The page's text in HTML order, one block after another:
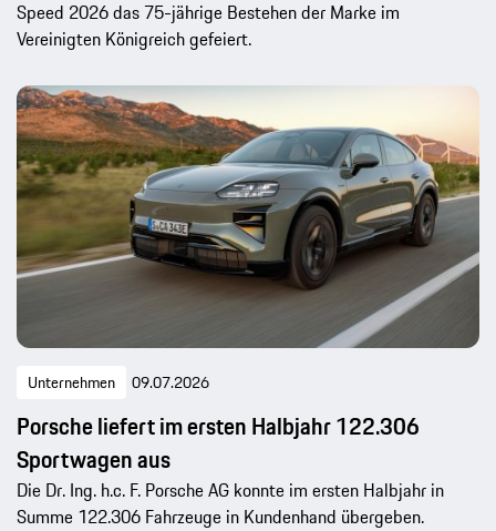
Speed 2026 das 75-jährige Bestehen der Marke im
Vereinigten Königreich gefeiert.
Unternehmen 09.07.2026
Porsche liefert im ersten Halbjahr 122.306
Sportwagen aus
Die Dr. Ing. h.c. F. Porsche AG konnte im ersten Halbjahr in
Summe 122.306 Fahrzeuge in Kundenhand übergeben.